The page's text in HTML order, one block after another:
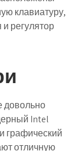
клавиатуру,
регулятор
довольно
Intel
графический
отличную